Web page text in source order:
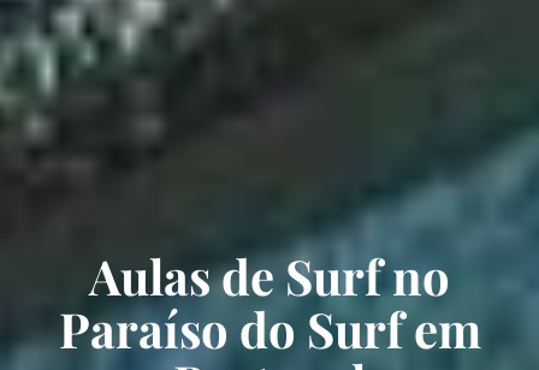
Aulas de Surf no
Paraíso do Surf em